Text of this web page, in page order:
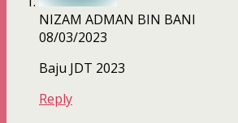
NIZAM ADMAN BIN BANI
08/03/2023
Baju JDT 2023
Reply